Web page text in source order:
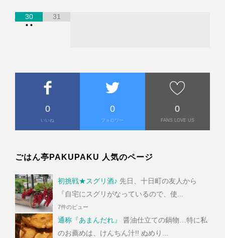
30
• •
31
0
いいね
0
フォロワー
0
FANS LOVE US
ごはん亭PAKUPAKU 人気のページ
初挑戦★スグリ酒♪ 先日、十日町の友人から
『自宅にスグリがなっているので、使...
7件のビュー
通称『あまんだれ』
醤油仕立ての鍋物…特に私
のお薦めは、けんちん汁!! ぬめり...